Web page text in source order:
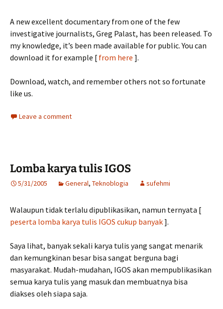
A new excellent documentary from one of the few
investigative journalists, Greg Palast, has been released. To
my knowledge, it’s been made available for public. You can
download it for example [ from here ].
Download, watch, and remember others not so fortunate
like us.
Leave a comment
Lomba karya tulis IGOS
5/31/2005 General, Teknoblogia sufehmi
Walaupun tidak terlalu dipublikasikan, namun ternyata [
peserta lomba karya tulis IGOS cukup banyak].
Saya lihat, banyak sekali karya tulis yang sangat menarik
dan kemungkinan besar bisa sangat berguna bagi
masyarakat. Mudah-mudahan, IGOS akan mempublikasikan
semua karya tulis yang masuk dan membuatnya bisa
diakses oleh siapa saja.